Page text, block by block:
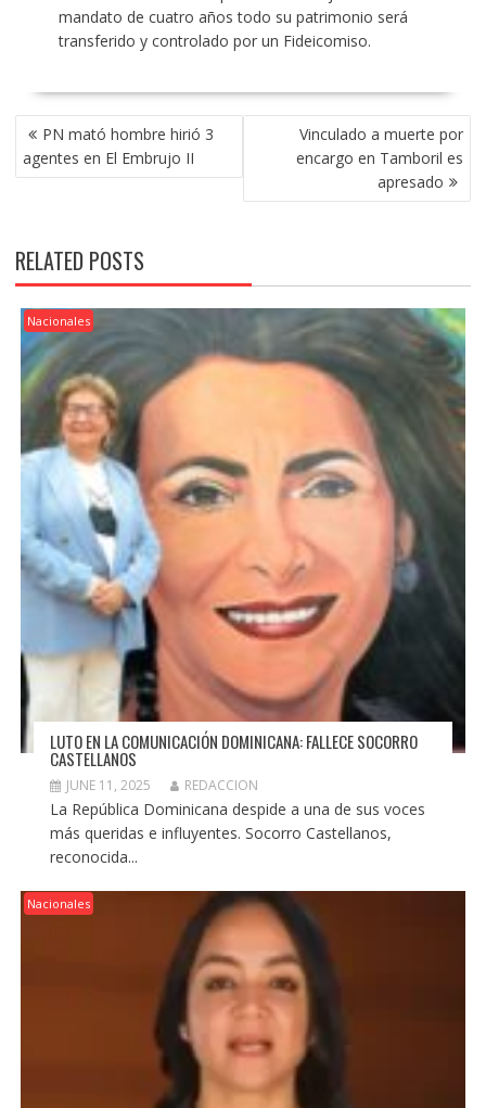
mandato de cuatro años todo su patrimonio será
transferido y controlado por un Fideicomiso.
POST
NAVIGATION
PN mató hombre hirió 3
agentes en El Embrujo II
Vinculado a muerte por
encargo en Tamboril es
apresado
RELATED POSTS
Nacionales
LUTO EN LA COMUNICACIÓN DOMINICANA: FALLECE SOCORRO
CASTELLANOS
JUNE 11, 2025 REDACCION
La República Dominicana despide a una de sus voces
más queridas e influyentes. Socorro Castellanos,
reconocida...
Nacionales